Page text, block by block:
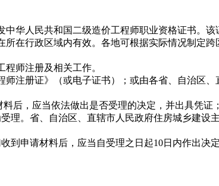
华人民共和国二级造价工程师职业资格证书。
在行政区域内有效。各地可根据实际情况制定跨
师注册及相关工作。
注册证》（或电子证书）；或由各省、自治区
，应当依法做出是否受理的决定，并出具凭证
理。省、自治区、直辖市人民政府住房城乡建设
申请材料后，应当自受理之日起10日内作出决定